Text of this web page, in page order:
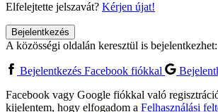
Elfelejtette jelszavát? Kérjen újat!
Bejelentkezés
A közösségi oldalán keresztül is bejelentkezhet:
Bejelentkezés Facebook fiókkal
Facebook vagy Google fiókkal való
kijelentem, hogy elfogadom a Felhasználási